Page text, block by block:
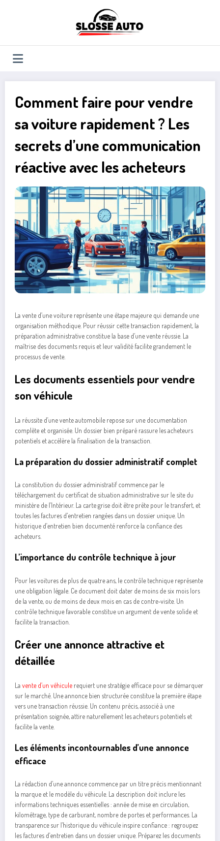
Comment faire pour vendre
sa voiture rapidement ? Les
secrets d’une communication
réactive avec les acheteurs
La vente d’une voiture représente une étape majeure qui demande une
organisation méthodique. Pour réussir cette transaction rapidement, la
préparation administrative constitue la base d’une vente réussie. La
maîtrise des documents requis et leur validité facilite grandement le
processus de vente.
Les documents essentiels pour vendre
son véhicule
La réussite d’une vente automobile repose sur une documentation
complète et organisée. Un dossier bien préparé rassure les acheteurs
potentiels et accélère la finalisation de la transaction.
La préparation du dossier administratif complet
La constitution du dossier administratif commence par le
téléchargement du certificat de situation administrative sur le site du
ministère de l’Intérieur. La carte grise doit être prête pour le transfert, et
toutes les factures d’entretien rangées dans un dossier unique. Un
historique d’entretien bien documenté renforce la confiance des
acheteurs.
L’importance du contrôle technique à jour
Pour les voitures de plus de quatre ans, le contrôle technique représente
une obligation légale. Ce document doit dater de moins de six mois lors
de la vente, ou de moins de deux mois en cas de contre-visite. Un
contrôle technique favorable constitue un argument de vente solide et
facilite la transaction.
Créer une annonce attractive et
détaillée
La vente d’un véhicule requiert une stratégie efficace pour se démarquer
sur le marché. Une annonce bien structurée constitue la première étape
vers une transaction réussie. Un contenu précis, associé à une
présentation soignée, attire naturellement les acheteurs potentiels et
facilite la vente.
Les éléments incontournables d’une annonce
efficace
La rédaction d’une annonce commence par un titre précis mentionnant
la marque et le modèle du véhicule. La description doit inclure les
informations techniques essentielles : année de mise en circulation,
kilométrage, type de carburant, nombre de portes et performances. La
transparence sur l’historique du véhicule inspire confiance : regroupez
les factures d’entretien dans un dossier unique. Préparez les documents